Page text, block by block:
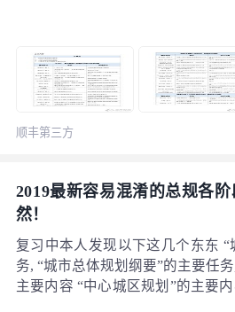
顺丰第三方
2019最新容易混淆的总规各
然！
复习中本人发现以下这几个东东
务, “城市总体规划纲要”的主要任
主要内容 “中心城区规划”的主要